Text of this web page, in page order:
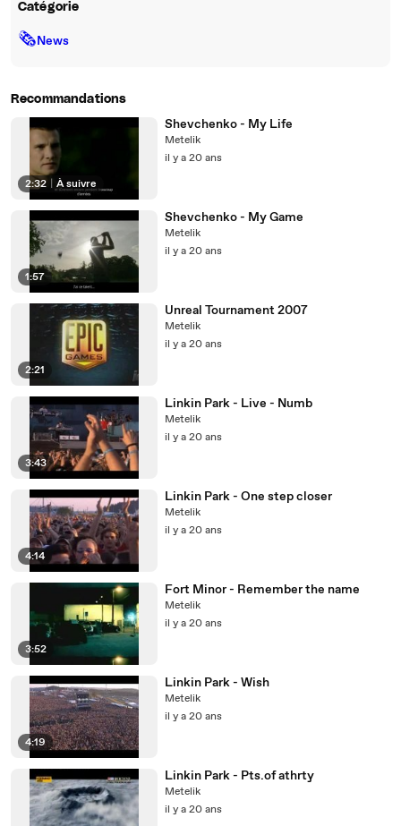
Catégorie
🗞News
Recommandations
2:32 À suivre
Shevchenko - My Life
Metelik
il y a 20 ans
1:57
Shevchenko - My Game
Metelik
il y a 20 ans
2:21
Unreal Tournament 2007
Metelik
il y a 20 ans
3:43
Linkin Park - Live - Numb
Metelik
il y a 20 ans
4:14
Linkin Park - One step closer
Metelik
il y a 20 ans
3:52
Fort Minor - Remember the name
Metelik
il y a 20 ans
4:19
Linkin Park - Wish
Metelik
il y a 20 ans
Linkin Park - Pts.of athrty
Metelik
il y a 20 ans